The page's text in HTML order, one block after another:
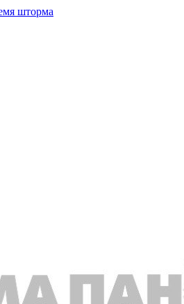
шторма